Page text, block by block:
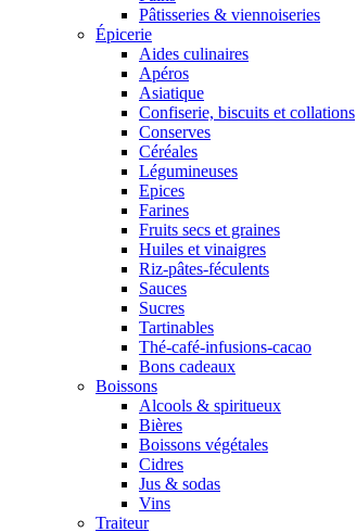
Pâtisseries & viennoiseries
Épicerie
Aides culinaires
Apéros
Asiatique
Confiserie, biscuits et collations
Conserves
Céréales
Légumineuses
Epices
Farines
Fruits secs et graines
Huiles et vinaigres
Riz-pâtes-féculents
Sauces
Sucres
Tartinables
Thé-café-infusions-cacao
Bons cadeaux
Boissons
Alcools & spiritueux
Bières
Boissons végétales
Cidres
Jus & sodas
Vins
Traiteur